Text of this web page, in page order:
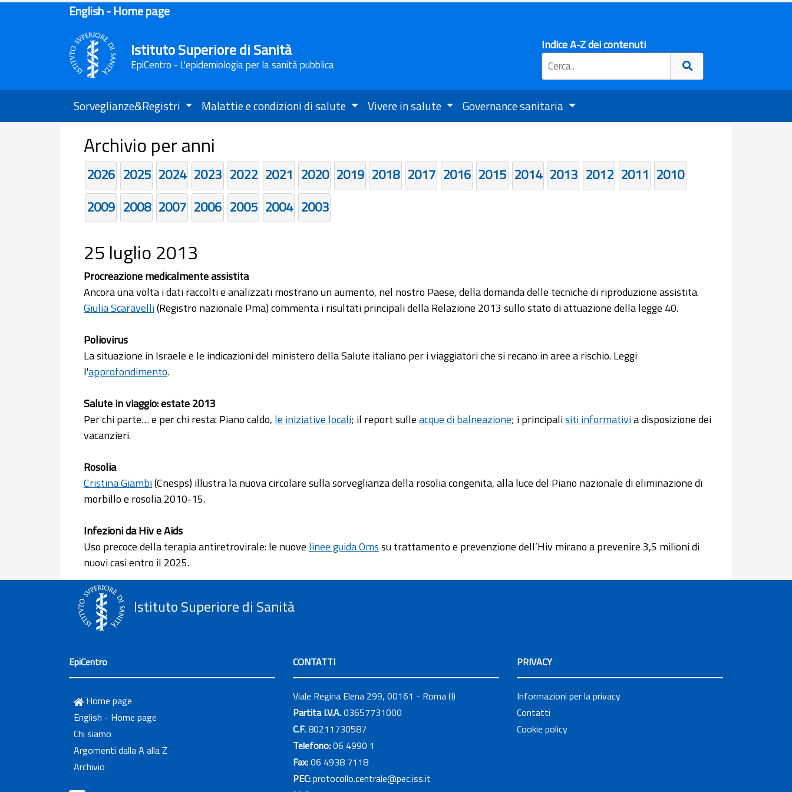
English - Home page
Istituto Superiore di Sanità
EpiCentro - L'epidemiologia per la sanità pubblica
Indice A-Z dei contenuti
Sorveglianze&Registri Malattie e condizioni di salute Vivere in salute Governance sanitaria
Archivio per anni
2026 2025 2024 2023 2022 2021 2020 2019 2018 2017 2016 2015 2014 2013 2012 2011 2010
2009 2008 2007 2006 2005 2004 2003
25 luglio 2013
Procreazione medicalmente assistita
Ancora una volta i dati raccolti e analizzati mostrano un aumento, nel nostro Paese, della domanda delle tecniche di riproduzione assistita.
Giulia Scaravelli(Registro nazionale Pma) commenta i risultati principali della Relazione 2013 sullo stato di attuazione della legge 40.
Poliovirus
La situazione in Israele e le indicazioni del ministero della Salute italiano per i viaggiatori che si recano in aree a rischio. Leggi
l'approfondimento.
Salute in viaggio: estate 2013
Per chi parte… e per chi resta: Piano caldo, le iniziative locali; il report sulleacque di balneazione; i principalisiti informativia disposizione dei
vacanzieri.
Rosolia
Cristina Giambi(Cnesps) illustra la nuova circolare sulla sorveglianza della rosolia congenita, alla luce del Piano nazionale di eliminazione di
morbillo e rosolia 2010-15.
Infezioni da Hiv e Aids
Uso precoce della terapia antiretrovirale: le nuove linee guida Omssu trattamento e prevenzione dell’Hiv mirano a prevenire 3,5 milioni di
nuovi casi entro il 2025.
Istituto Superiore di Sanità
EpiCentro
Home page
English - Home page
Chi siamo
Argomenti dalla A alla Z
Archivio
CONTATTI
Viale Regina Elena 299, 00161 - Roma (I)
Partita I.V.A.03657731000
C.F.80211730587
Telefono:06 4990 1
Fax:06 4938 7118
PEC:protocollo.centrale@pec.iss.it
PRIVACY
Informazioni per la privacy
Contatti
Cookie policy